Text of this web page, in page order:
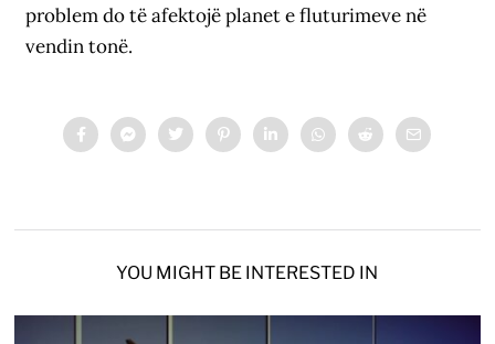
problem do të afektojë planet e fluturimeve në
vendin tonë.
YOU MIGHT BE INTERESTED IN